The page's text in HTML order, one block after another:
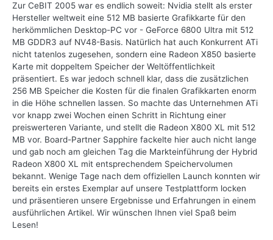
Zur CeBIT 2005 war es endlich soweit: Nvidia stellt als erster
Hersteller weltweit eine 512 MB basierte Grafikkarte für den
herkömmlichen Desktop-PC vor - GeForce 6800 Ultra mit 512
MB GDDR3 auf NV48-Basis. Natürlich hat auch Konkurrent ATi
nicht tatenlos zugesehen, sondern eine Radeon X850 basierte
Karte mit doppeltem Speicher der Weltöffentlichkeit
präsentiert. Es war jedoch schnell klar, dass die zusätzlichen
256 MB Speicher die Kosten für die finalen Grafikkarten enorm
in die Höhe schnellen lassen. So machte das Unternehmen ATi
vor knapp zwei Wochen einen Schritt in Richtung einer
preiswerteren Variante, und stellt die Radeon X800 XL mit 512
MB vor. Board-Partner Sapphire fackelte hier auch nicht lange
und gab noch am gleichen Tag die Markteinführung der Hybrid
Radeon X800 XL mit entsprechendem Speichervolumen
bekannt. Wenige Tage nach dem offiziellen Launch konnten wir
bereits ein erstes Exemplar auf unsere Testplattform locken
und präsentieren unsere Ergebnisse und Erfahrungen in einem
ausführlichen Artikel. Wir wünschen Ihnen viel Spaß beim
Lesen!